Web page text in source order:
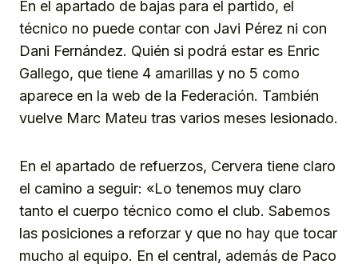
En el apartado de bajas para el partido, el
técnico no puede contar con Javi Pérez ni con
Dani Fernández. Quién si podrá estar es Enric
Gallego, que tiene 4 amarillas y no 5 como
aparece en la web de la Federación. También
vuelve Marc Mateu tras varios meses lesionado.
En el apartado de refuerzos, Cervera tiene claro
el camino a seguir: «Lo tenemos muy claro
tanto el cuerpo técnico como el club. Sabemos
las posiciones a reforzar y que no hay que tocar
mucho al equipo. En el central, además de Paco